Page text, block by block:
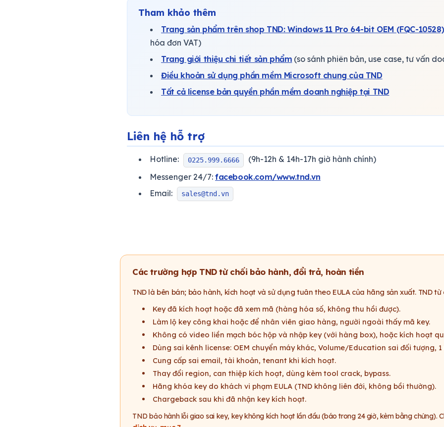
Tham khảo thêm
Trang sản phẩm trên shop TND: Windows 11 Pro 64-bit OEM (FQC-10528)
hóa đơn VAT)
Trang giới thiệu chi tiết sản phẩm (so sánh phiên bản, use case, tư vấn
Điều khoản sử dụng phần mềm Microsoft chung của TND
Tất cả license bản quyền phần mềm doanh nghiệp tại TND
Liên hệ hỗ trợ
Hotline: 0225.999.6666
(9h-12h & 14h-17h giờ hành chính)
Messenger 24/7: facebook.com/www.tnd.vn
Email:
sales@tnd.vn
Các trường hợp TND từ chối bảo hành, đổi trả, hoàn tiền
TND là bên bán; bảo hành, kích hoạt và sử dụng tuân theo EULA của hãng sản xuất. TND
Key đã kích hoạt hoặc đã xem mã (hàng hóa số, không thu hồi được).
Làm lộ key công khai hoặc để nhân viên giao hàng, người ngoài thấy mã key.
Không có video liền mạch bóc hộp và nhập key (với hàng box), hoặc kích hoạt
Dùng sai kênh license: OEM chuyển máy khác, Volume/Education sai đối tượng,
Cung cấp sai email, tài khoản, tenant khi kích hoạt.
Thay đổi region, can thiệp kích hoạt, dùng kèm tool crack, bypass.
Hãng khóa key do khách vi phạm EULA (TND không liên đới, không bồi thường).
Chargeback sau khi đã nhận key kích hoạt.
TND bảo hành lỗi giao sai key, key không kích hoạt lần đầu (báo trong 24 giờ, kèm bằng chứng).